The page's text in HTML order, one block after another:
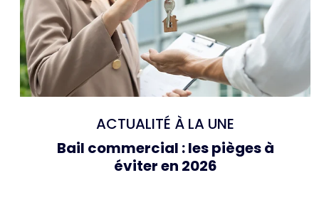
ACTUALITÉ À LA UNE
Bail commercial : les pièges à
éviter en 2026